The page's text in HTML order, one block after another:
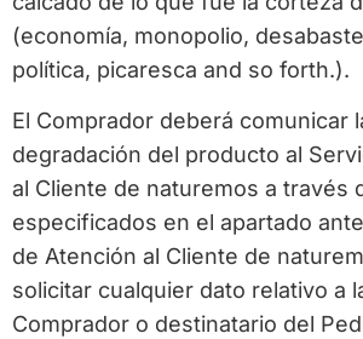
(economía, monopolio,
política, picaresca and so forth.).
El Comprador deberá comunicar
degradación del producto al
al Cliente de naturemos a través
especificados en el apartado
de Atención al Cliente de
solicitar cualquier dato relativo a
Comprador o destinatario del